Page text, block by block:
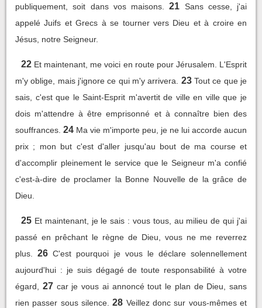
publiquement, soit dans vos maisons.
21 Sans cesse, j'ai
appelé Juifs et Grecs à se tourner vers Dieu et à croire en
Jésus, notre Seigneur.
22 Et maintenant, me voici en route pour Jérusalem. L'Esprit
m'y oblige, mais j'ignore ce qui m'y arrivera.
23 Tout ce que je
sais, c'est que le Saint-Esprit m'avertit de ville en ville que je
dois m'attendre à être emprisonné et à connaître bien des
souffrances. 24 Ma vie m'importe peu, je ne lui accorde aucun
prix ; mon but c'est d'aller jusqu'au bout de ma course et
d'accomplir pleinement le service que le Seigneur m'a confié
c'est-à-dire de proclamer la Bonne Nouvelle de la grâce de
Dieu.
25 Et maintenant, je le sais : vous tous, au milieu de qui j'ai
passé en prêchant le règne de Dieu, vous ne me reverrez
plus.
26 C'est pourquoi je vous le déclare solennellement
aujourd'hui : je suis dégagé de toute responsabilité à votre
égard,
27 car je vous ai annoncé tout le plan de Dieu, sans
rien passer sous silence. 28 Veillez donc sur vous-mêmes et